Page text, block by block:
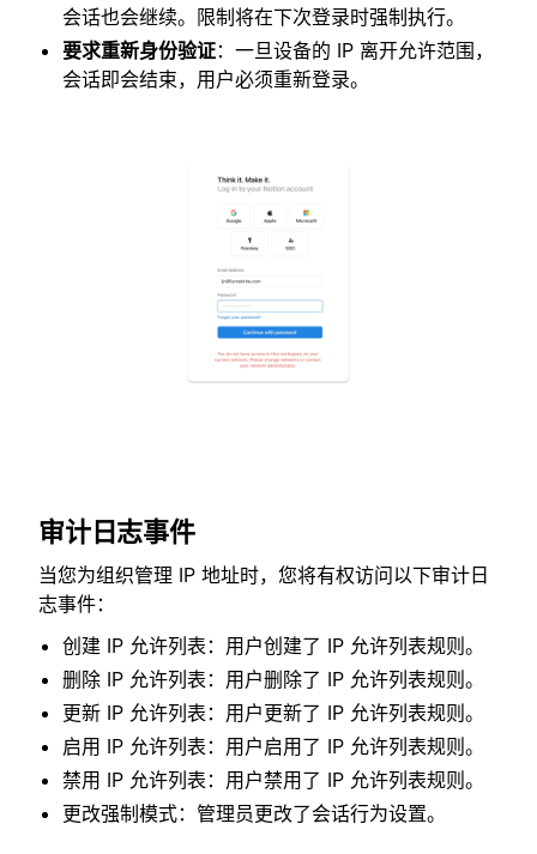
会话也会继续。限制将在下次登录时强制执行。
要求重新身份验证：一旦设备的 IP 离开允许范围，
会话即会结束，用户必须重新登录。
审计日志事件
当您为组织管理 IP 地址时，您将有权访问以下审计日
志事件：
创建 IP 允许列表：用户创建了 IP 允许列表规则。
删除 IP 允许列表：用户删除了 IP 允许列表规则。
更新 IP 允许列表：用户更新了 IP 允许列表规则。
启用 IP 允许列表：用户启用了 IP 允许列表规则。
禁用 IP 允许列表：用户禁用了 IP 允许列表规则。
更改强制模式：管理员更改了会话行为设置。